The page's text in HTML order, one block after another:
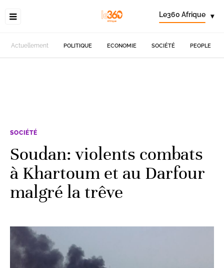
Le360 Afrique ▾
Actuellement POLITIQUE ECONOMIE SOCIÉTÉ PEOPLE
SOCIÉTÉ
Soudan: violents combats
à Khartoum et au Darfour
malgré la trêve